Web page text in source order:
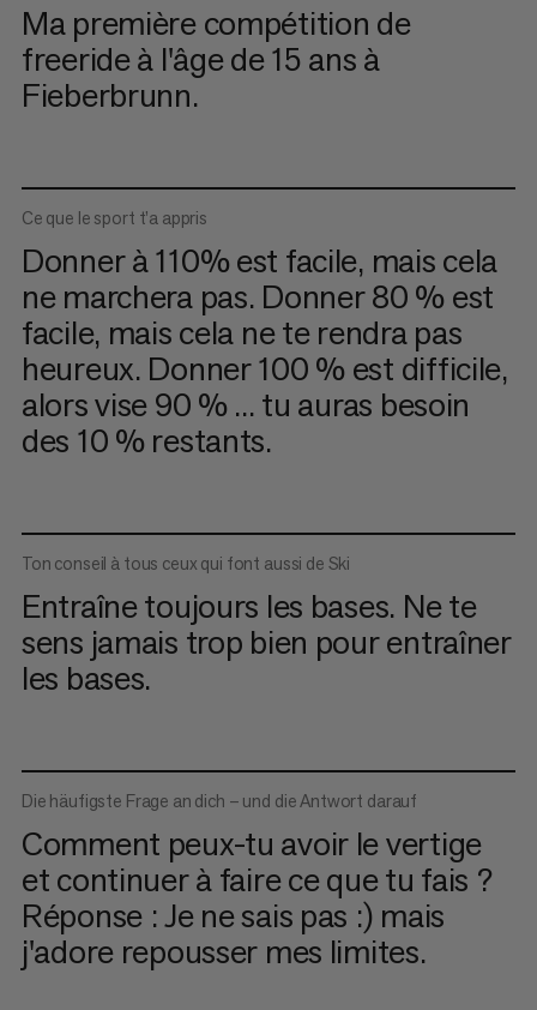
Ma première compétition de
freeride à l'âge de 15 ans à
Fieberbrunn.
Ce que le sport t’a appris
Donner à 110% est facile, mais cela
ne marchera pas. Donner 80 % est
facile, mais cela ne te rendra pas
heureux. Donner 100 % est difficile,
alors vise 90 % ... tu auras besoin
des 10 % restants.
Ton conseil à tous ceux qui font aussi de Ski
Entraîne toujours les bases. Ne te
sens jamais trop bien pour entraîner
les bases.
Die häufigste Frage an dich – und die Antwort darauf
Comment peux-tu avoir le vertige
et continuer à faire ce que tu fais ?
Réponse : Je ne sais pas :) mais
j'adore repousser mes limites.